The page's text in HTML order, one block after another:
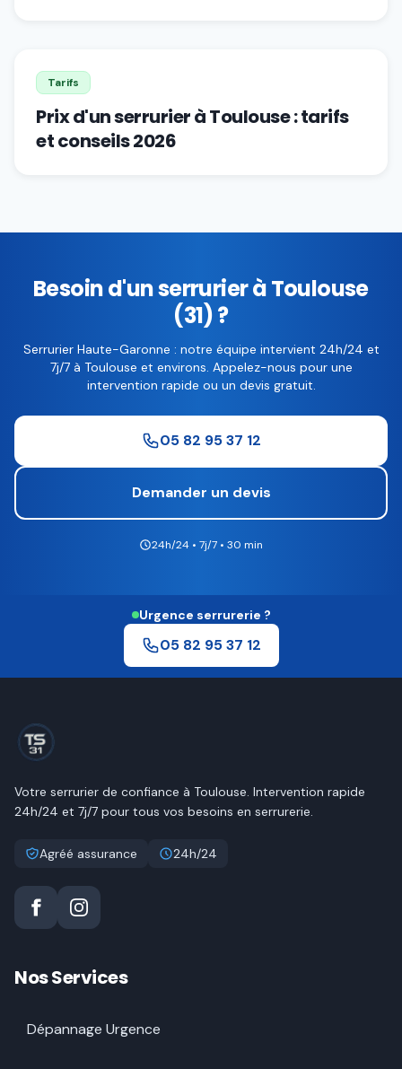
Tarifs
Prix d'un serrurier à Toulouse : tarifs
et conseils 2026
Besoin d'un serrurier à Toulouse
(31) ?
Serrurier Haute-Garonne : notre équipe intervient 24h/24 et
7j/7 à Toulouse et environs. Appelez-nous pour une
intervention rapide ou un devis gratuit.
05 82 95 37 12
Demander un devis
24h/24 • 7j/7 • 30 min
Urgence serrurerie ?
05 82 95 37 12
Votre serrurier de confiance à Toulouse. Intervention rapide
24h/24 et 7j/7 pour tous vos besoins en serrurerie.
Agréé assurance 24h/24
Nos Services
Dépannage Urgence